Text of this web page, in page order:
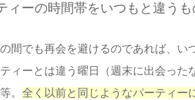
ィーの時間帯をいつもと違う
間でも再会を避けるのであれば、
ィーとは違う曜日（週末に出会った
。 全く以前と同じようなパーティー